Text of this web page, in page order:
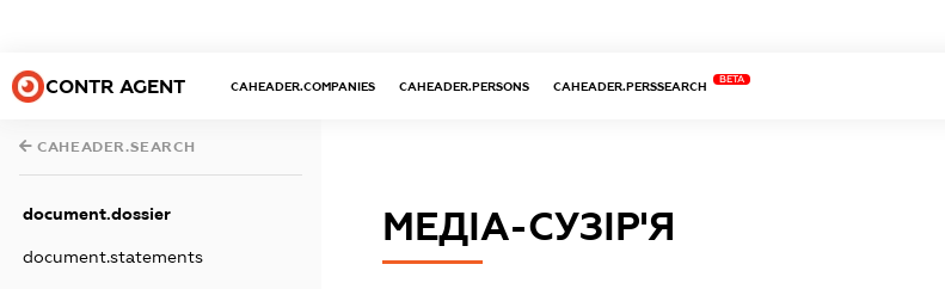
CONTR AGENT CAHEADER.COMPANIES CAHEADER.PERSONS CAHEADER.PERSSEARCH
BETA
CAHEADER.SEARCH
document.dossier
document.statements
МЕДІА-СУЗІР'Я